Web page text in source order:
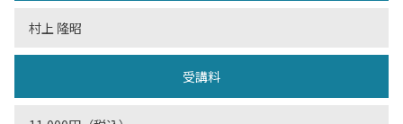
村上 隆昭
受講料